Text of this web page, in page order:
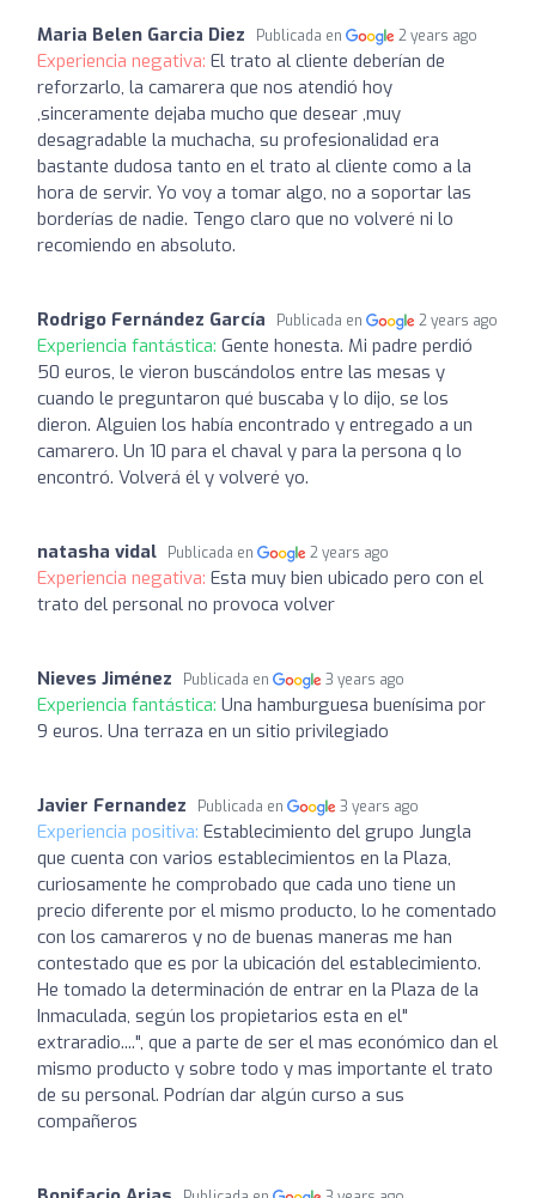
Maria Belen Garcia Diez Publicada en 2 years ago
Experiencia negativa: El trato al cliente deberían de
reforzarlo, la camarera que nos atendió hoy
,sinceramente dejaba mucho que desear ,muy
desagradable la muchacha, su profesionalidad era
bastante dudosa tanto en el trato al cliente como a la
hora de servir. Yo voy a tomar algo, no a soportar las
borderías de nadie. Tengo claro que no volveré ni lo
recomiendo en absoluto.
Rodrigo Fernández García Publicada en 2 years ago
Experiencia fantástica: Gente honesta. Mi padre perdió
50 euros, le vieron buscándolos entre las mesas y
cuando le preguntaron qué buscaba y lo dijo, se los
dieron. Alguien los había encontrado y entregado a un
camarero. Un 10 para el chaval y para la persona q lo
encontró. Volverá él y volveré yo.
natasha vidal Publicada en 2 years ago
Experiencia negativa: Esta muy bien ubicado pero con el
trato del personal no provoca volver
Nieves Jiménez Publicada en 3 years ago
Experiencia fantástica: Una hamburguesa buenísima por
9 euros. Una terraza en un sitio privilegiado
Javier Fernandez Publicada en 3 years ago
Experiencia positiva: Establecimiento del grupo Jungla
que cuenta con varios establecimientos en la Plaza,
curiosamente he comprobado que cada uno tiene un
precio diferente por el mismo producto, lo he comentado
con los camareros y no de buenas maneras me han
contestado que es por la ubicación del establecimiento.
He tomado la determinación de entrar en la Plaza de la
Inmaculada, según los propietarios esta en el"
extraradio....", que a parte de ser el mas económico dan el
mismo producto y sobre todo y mas importante el trato
de su personal. Podrían dar algún curso a sus
compañeros